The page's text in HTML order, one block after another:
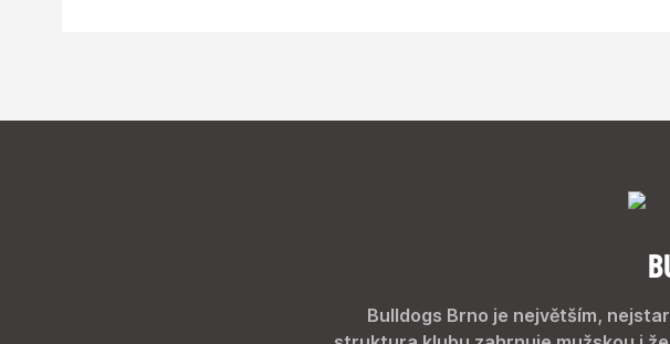
Bulldogs Brno je největším,